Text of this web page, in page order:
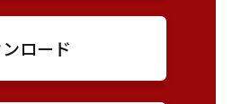
ロード